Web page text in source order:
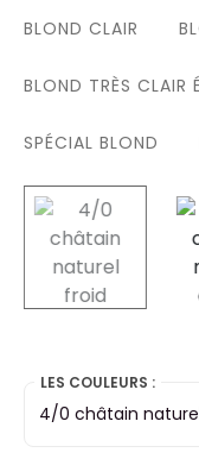
BLOND CLAIR
BLOND TRÈS CLAIR
SPÉCIAL BLOND
selected
LES COULEURS :
4/0 châtain